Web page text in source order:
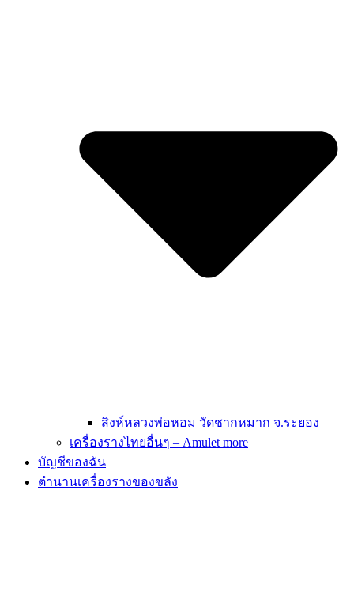
สิงห์หลวงพ่อหอม วัดชากหมาก จ.ระยอง
เครื่องรางไทยอื่นๆ – Amulet more
บัญชีของฉัน
ตำนานเครื่องรางของขลัง